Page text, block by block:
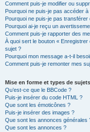
Comment puis-je modifier ou
Pourquoi ne puis-je pas accéder à
Pourquoi ne puis-je pas transférer
Pourquoi ai-je reçu un
Comment puis-je rapporter des
À quoi sert le bouton « Enregistrer
sujet ?
Pourquoi mon message a-t-il
Comment puis-je remonter mes
Mise en forme et types de sujets
Qu’est-ce que le BBCode ?
Puis-je insérer du code HTML ?
Que sont les émoticônes ?
Puis-je insérer des images ?
Que sont les annonces générales
Que sont les annonces ?